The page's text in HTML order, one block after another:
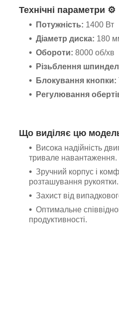
Технічні параметри ⚙️
Потужність: 1400 Вт
Діаметр диска: 180
Обороти: 8000 об/хв
Різьблення
Блокування кнопки:
Регулювання
Що виділяє цю
Висока надійність
тривале навантаження.
Зручний корпус і
розташування рукоятки.
Захист від
Оптимальне
продуктивності.